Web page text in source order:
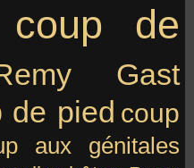
de
Gast
de pied coup
aux génitales